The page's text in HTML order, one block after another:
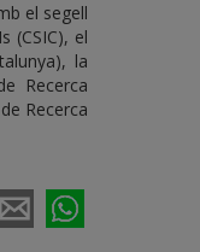
el segell
(CSIC), el
la
Recerca
Recerca